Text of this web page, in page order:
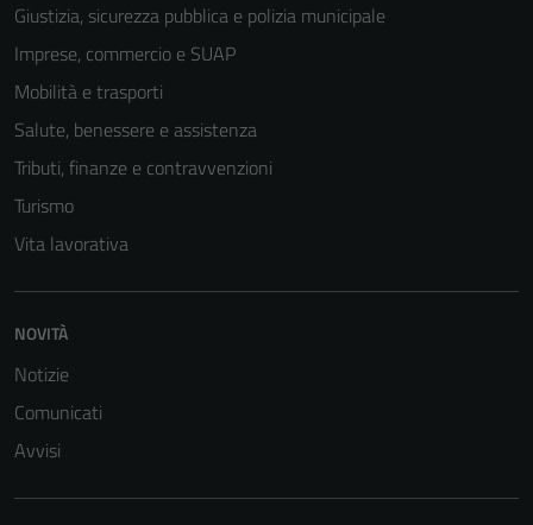
Giustizia, sicurezza pubblica e polizia municipale
Imprese, commercio e SUAP
Mobilità e trasporti
Salute, benessere e assistenza
Tributi, finanze e contravvenzioni
Turismo
Vita lavorativa
NOVITÀ
Notizie
Comunicati
Avvisi
possono